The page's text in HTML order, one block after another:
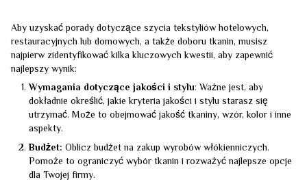
Aby uzyskać porady dotyczące szycia tekstyliów hotelowych,
restauracyjnych lub domowych, a także doboru tkanin, musisz
najpierw zidentyfikować kilka kluczowych kwestii, aby zapewnić
najlepszy wynik:
Wymagania dotyczące jakości i stylu: Ważne jest, aby
dokładnie określić, jakie kryteria jakości i stylu starasz się
utrzymać. Może to obejmować jakość tkaniny, wzór, kolor i inne
aspekty.
Budżet: Oblicz budżet na zakup wyrobów włókienniczych.
Pomoże to ograniczyć wybór tkanin i rozważyć najlepsze opcje
dla Twojej firmy.